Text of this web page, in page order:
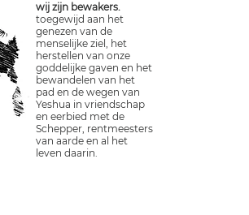
wij zijn bewakers.
toegewijd aan het
genezen van de
menselijke ziel, het
herstellen van onze
goddelijke gaven en het
bewandelen van het
pad en de wegen van
Yeshua in vriendschap
en eerbied met de
Schepper, rentmeesters
van aarde en al het
leven daarin.